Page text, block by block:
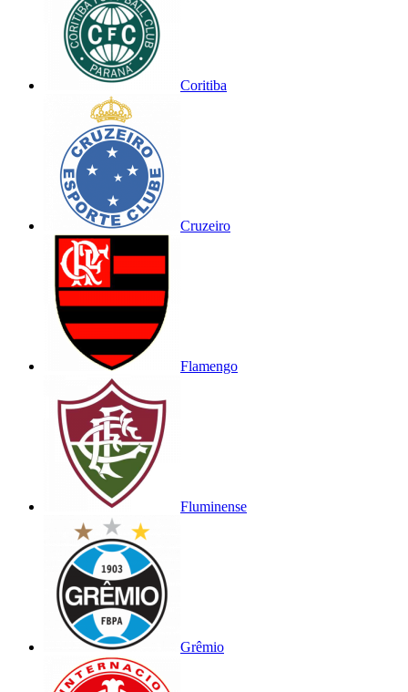
Coritiba
Cruzeiro
Flamengo
Fluminense
Grêmio